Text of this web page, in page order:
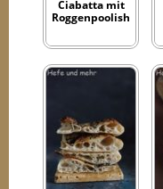
Ciabatta mit
Roggenpoolish